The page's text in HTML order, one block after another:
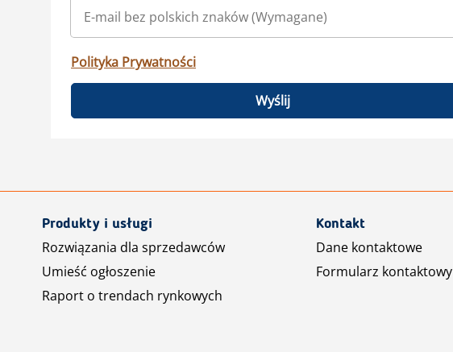
Polityka Prywatności
Wyślij
Produkty i usługi
Rozwiązania dla sprzedawców
Umieść ogłoszenie
Raport o trendach rynkowych
Kontakt
Dane kontaktowe
Formularz kontaktowy